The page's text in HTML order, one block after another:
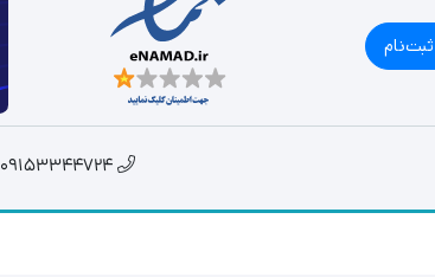
ثبت‌نام
09153344724